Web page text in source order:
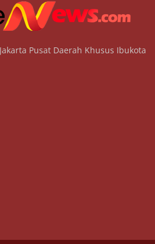
Pusat Daerah Khusus Ibukota